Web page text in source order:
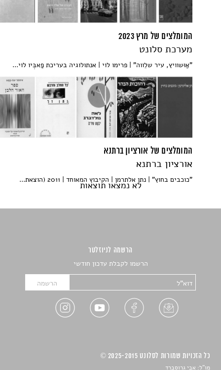
המומלצים של מרץ 2023
מערכת סלונט
"אַוּשוויץ, עיר שלֵווה" | פרימו לוי | אנתולוגיה בעריכת פַאבְּיו לוי...
המומלצים של אורציון ברתנא
אורציון ברתנא
"כוכבים בחוץ" | נתן אלתרמן | הקיבוץ המאוחד | 2011 (הוצאת...
לא נמצאו תוצאות
הרשמה לניוזלטר
הרשמו לקבלת עדכון חודשי
כל הזכויות שמורות לסלונט 2025-2015 ©
מו"ל: אבי גרוסברד